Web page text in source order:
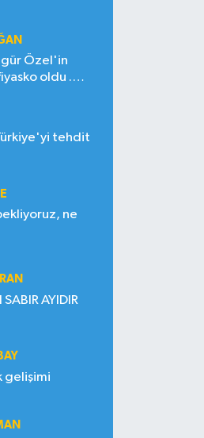
Özel'in
oldu .
tehdit
ne
AYIDIR
gelişimi